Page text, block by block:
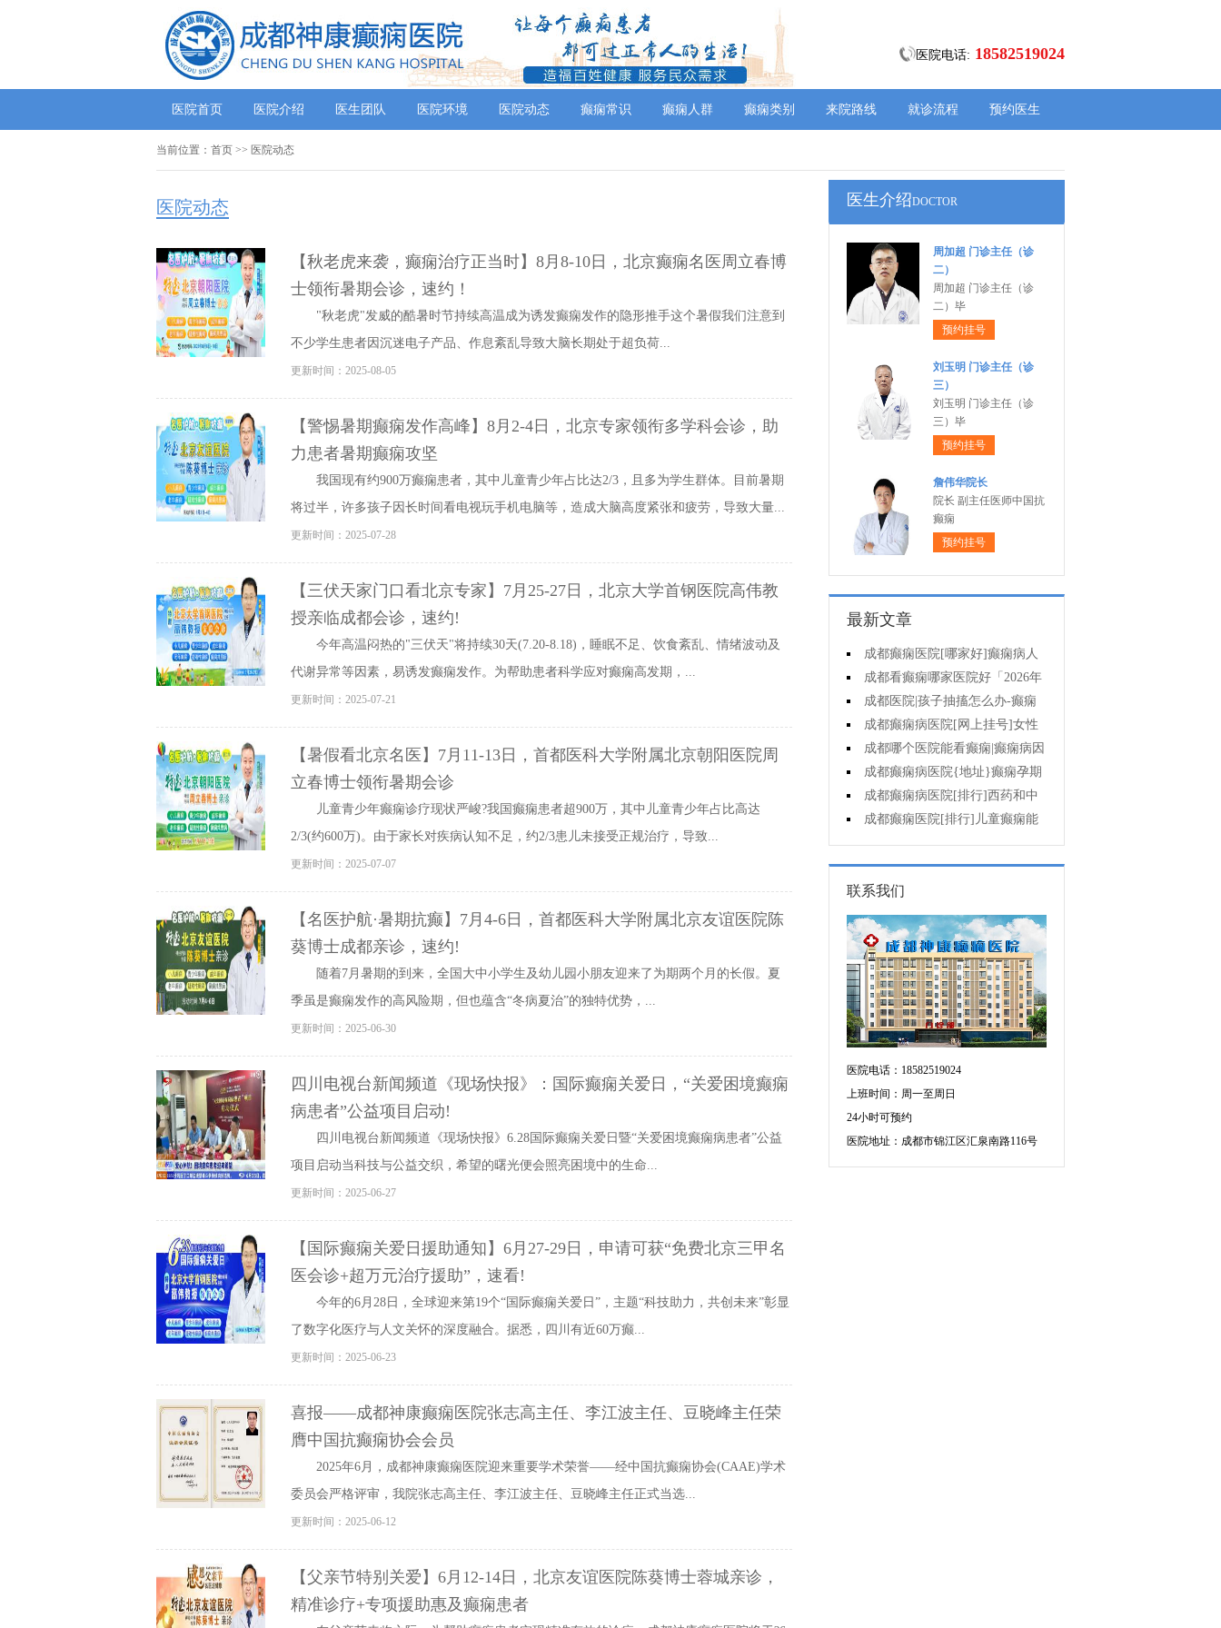
医院电话: 18582519024
医院首页 医院介绍 医生团队 医院环境 医院动态 癫痫常识 癫痫人群 癫痫类别 来院路线 就诊流程 预约医生
当前位置： 首页 >> 医院动态
医院动态
【秋老虎来袭，癫痫治疗正当时】8月8-10日，北京癫痫名医周立春博
士领衔暑期会诊，速约！
"秋老虎"发威的酷暑时节持续高温成为诱发癫痫发作的隐形推手这个暑假我们注意到
不少学生患者因沉迷电子产品、作息紊乱导致大脑长期处于超负荷...
更新时间：2025-08-05
【警惕暑期癫痫发作高峰】8月2-4日，北京专家领衔多学科会诊，助
力患者暑期癫痫攻坚
我国现有约900万癫痫患者，其中儿童青少年占比达2/3，且多为学生群体。目前暑期
将过半，许多孩子因长时间看电视玩手机电脑等，造成大脑高度紧张和疲劳，导致大量...
更新时间：2025-07-28
【三伏天家门口看北京专家】7月25-27日，北京大学首钢医院高伟教
授亲临成都会诊，速约!‌
今年高温闷热的"三伏天"将持续30天(7.20-8.18)，睡眠不足、饮食紊乱、情绪波动及
代谢异常等因素，易诱发癫痫发作。为帮助患者科学应对癫痫高发期，...
更新时间：2025-07-21
【暑假看北京名医】7月11-13日，首都医科大学附属北京朝阳医院周
立春博士领衔暑期会诊‌
儿童青少年癫痫诊疗现状严峻?我国癫痫患者超900万，其中儿童青少年占比高达
2/3(约600万)。由于家长对疾病认知不足，约2/3患儿未接受正规治疗，导致...
更新时间：2025-07-07
【名医护航·暑期抗癫】7月4-6日，首都医科大学附属北京友谊医院陈
葵博士成都亲诊，速约!
随着7月暑期的到来，全国大中小学生及幼儿园小朋友迎来了为期两个月的长假。夏
季虽是癫痫发作的高风险期，但也蕴含“冬病夏治”的独特优势，...
更新时间：2025-06-30
四川电视台新闻频道《现场快报》：国际癫痫关爱日，“关爱困境癫痫
病患者”公益项目启动!
四川电视台新闻频道《现场快报》6.28国际癫痫关爱日暨“关爱困境癫痫病患者”公益
项目启动当科技与公益交织，希望的曙光便会照亮困境中的生命...
更新时间：2025-06-27
【国际癫痫关爱日援助通知】6月27-29日，申请可获“免费北京三甲名
医会诊+超万元治疗援助”，速看!
今年的6月28日，全球迎来第19个“国际癫痫关爱日”，主题“科技助力，共创未来”彰显
了数字化医疗与人文关怀的深度融合。据悉，四川有近60万癫...
更新时间：2025-06-23
喜报——成都神康癫痫医院张志高主任、李江波主任、豆晓峰主任荣
膺中国抗癫痫协会会员
2025年6月，成都神康癫痫医院迎来重要学术荣誉——经中国抗癫痫协会(CAAE)学术
委员会严格评审，我院张志高主任、李江波主任、豆晓峰主任正式当选...
更新时间：2025-06-12
【父亲节特别关爱】6月12-14日，北京友谊医院陈葵博士蓉城亲诊，
精准诊疗+专项援助惠及癫痫患者
医生介绍DOCTOR
周加超 门诊主任（诊
二）
周加超 门诊主任（诊
二）毕
预约挂号
刘玉明 门诊主任（诊
三）
刘玉明 门诊主任（诊
三）毕
预约挂号
詹伟华院长
院长 副主任医师中国抗
癫痫
预约挂号
最新文章
成都癫痫医院[哪家好]癫痫病人
一定要注意哪些护理问题?
成都看癫痫哪家医院好「2026年
度公布」这些常见的食物能帮助癫
痫治疗!
成都医院|孩子抽搐怎么办-癫痫
性精神障碍的护理措施有哪些?
成都癫痫病医院[网上挂号]女性
癫痫治疗方法有哪些?
成都哪个医院能看癫痫|癫痫病因
治疗?成都癫痫病医院{地址}癫痫孕期
要留意什么?
成都癫痫病医院[排行]西药和中
药治羊癫疯哪个好?
成都癫痫医院[排行]儿童癫痫能
治疗好吗?
联系我们
医院电话：18582519024
上班时间：周一至周日
24小时可预约
医院地址：成都市锦江区汇泉南路116号